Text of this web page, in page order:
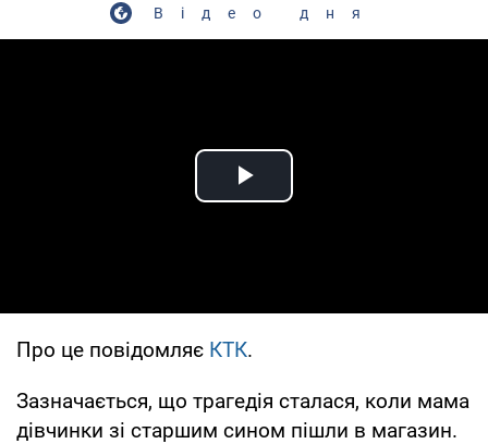
Відео дня
Play Video
Про це повідомляє КТК.
Зазначається, що трагедія сталася, коли мама
дівчинки зі старшим сином пішли в магазин.